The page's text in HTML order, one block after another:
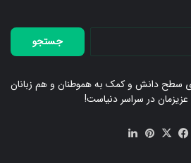
جستجو
برای:
سطح دانش و کمک به هموطنان و هم زبانان
عزیزمان در سراسر دنیاست!
فیسX ‫پین‌ترست